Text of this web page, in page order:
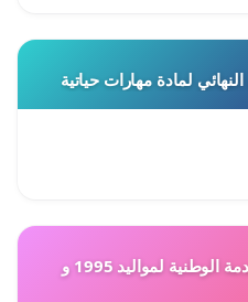
لمادة مهارات حياتية
استصدار إعفاء من إلتزامات الخدمة الوطنية لمواليد 1995 و